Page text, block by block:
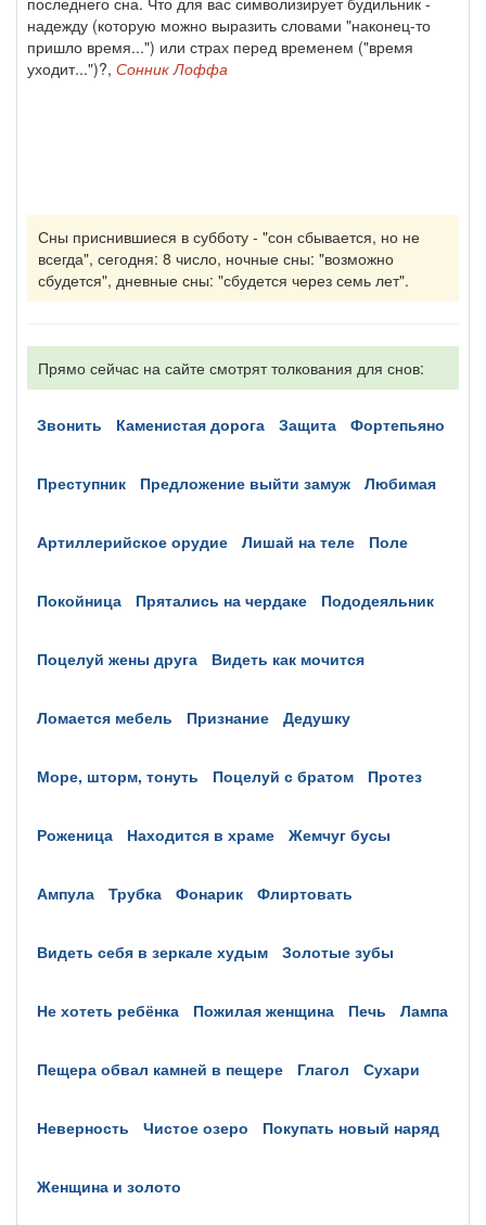
надежду (которую можно выразить словами "наконец-то
пришло время...") или страх перед временем ("время
уходит...")?, Сонник Лоффа
Сны приснившиеся в субботу - "сон сбывается, но не
всегда", сегодня: 8 число, ночные сны: "возможно
сбудется", дневные сны: "сбудется через семь лет".
Прямо сейчас на сайте смотрят толкования для снов:
звонить каменистая дорога защита фортепьяно
преступник предложение выйти замуж любимая
артиллерийское орудие лишай на теле поле
покойница прятались на чердаке пододеяльник
поцелуй жены друга видеть как мочится
ломается мебель признание дедушку
море, шторм, тонуть поцелуй с братом протез
роженица находится в храме жемчуг бусы
ампула трубка фонарик флиртовать
видеть себя в зеркале худым золотые зубы
не хотеть ребёнка пожилая женщина печь лампа
пещера обвал камней в пещере глагол сухари
неверность чистое озеро покупать новый наряд
женщина и золото